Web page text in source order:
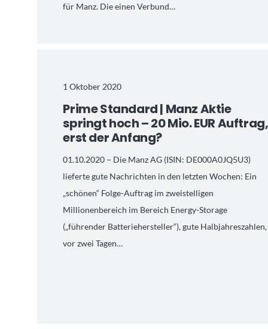
für Manz. Die einen Verbund…
1 Oktober 2020
Prime Standard | Manz Aktie
springt hoch – 20 Mio. EUR Auftrag,
erst der Anfang?
01.10.2020 – Die Manz AG (ISIN: DE000A0JQ5U3)
lieferte gute Nachrichten in den letzten Wochen: Ein
„schönen“ Folge-Auftrag im zweistelligen
Millionenbereich im Bereich Energy-Storage
(„führender Batteriehersteller“), gute Halbjahreszahlen,
vor zwei Tagen…